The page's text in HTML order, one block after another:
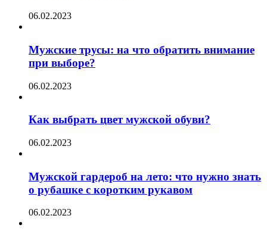
06.02.2023
Мужские трусы: на что обратить внимание
при выборе?
06.02.2023
Как выбрать цвет мужской обуви?
06.02.2023
Мужской гардероб на лето: что нужно знать
о рубашке с коротким рукавом
06.02.2023